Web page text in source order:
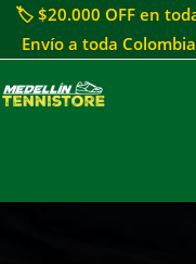
🏷 $20.000 OFF en
Envío a toda